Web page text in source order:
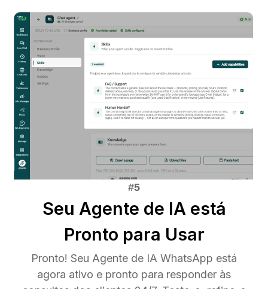
Seu Agente de IA está
Pronto para Usar
Pronto! Seu Agente de IA WhatsApp está
agora ativo e pronto para responder às